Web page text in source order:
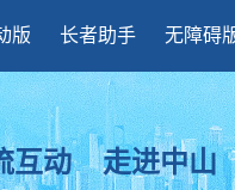
版 长者助手 无障碍
互动 走进中山